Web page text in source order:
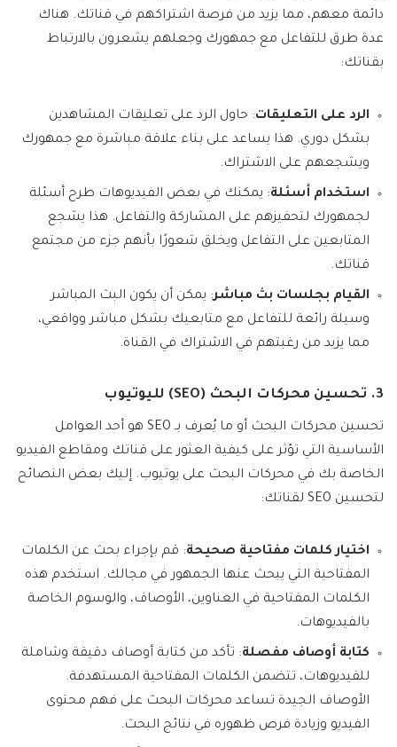
دائمة معهم، مما يزيد من فرصة اشتراكهم في قناتك. هناك
عدة طرق للتفاعل مع جمهورك وجعلهم يشعرون بالارتباط
بقناتك:
الرد على التعليقات: حاول الرد على تعليقات المشاهدين
بشكل دوري. هذا يساعد على بناء علاقة مباشرة مع جمهورك
ويشجعهم على الاشتراك.
استخدام أسئلة: يمكنك في بعض الفيديوهات طرح أسئلة
لجمهورك لتحفيزهم على المشاركة والتفاعل. هذا يشجع
المتابعين على التفاعل ويخلق شعورًا بأنهم جزء من مجتمع
قناتك.
القيام بجلسات بث مباشر: يمكن أن يكون البث المباشر
وسيلة رائعة للتفاعل مع متابعيك بشكل مباشر وواقعي،
مما يزيد من رغبتهم في الاشتراك في القناة.
3. تحسين محركات البحث (SEO) لليوتيوب
تحسين محركات البحث أو ما يُعرف بـ SEO هو أحد العوامل
الأساسية التي تؤثر على كيفية العثور على قناتك ومقاطع الفيديو
الخاصة بك في محركات البحث على يوتيوب. إليك بعض النصائح
لتحسين SEO لقناتك:
اختيار كلمات مفتاحية صحيحة: قم بإجراء بحث عن الكلمات
المفتاحية التي يبحث عنها الجمهور في مجالك. استخدم هذه
الكلمات المفتاحية في العناوين، الأوصاف، والوسوم الخاصة
بالفيديوهات.
كتابة أوصاف مفصلة: تأكد من كتابة أوصاف دقيقة وشاملة
للفيديوهات، تتضمن الكلمات المفتاحية المستهدفة.
الأوصاف الجيدة تساعد محركات البحث على فهم محتوى
الفيديو وزيادة فرص ظهوره في نتائج البحث.